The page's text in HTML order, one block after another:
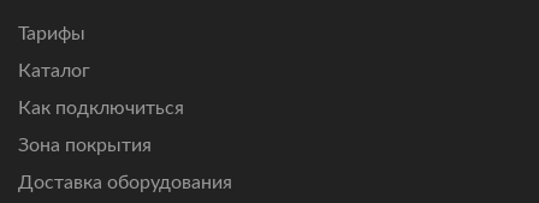
Тарифы
Каталог
Как подключиться
Зона покрытия
Доставка оборудования